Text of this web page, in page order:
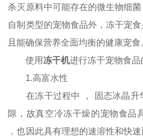
杀灭原料中可能存在的微生物细
自制类型的宠物食品外，冻干宠
且能确保营养全面均衡的健康宠食
使用冻干机进行冻干宠物食品
1.高富水性
在冻干过程中 ， 固态冰晶升
隙，故真空冷冻干燥的宠物食品
，也因此具有理想的速溶性和快